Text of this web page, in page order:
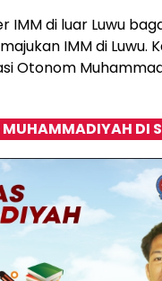
di luar Luwu
IMM di Luwu.
Otonom
DI